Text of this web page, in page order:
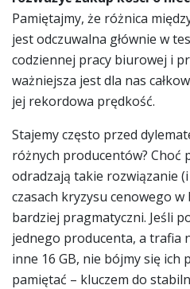
Pamiętajmy, że różnica
jest odczuwalna głównie w
codziennej pracy biurowej i
ważniejsza jest dla nas
jej rekordowa prędkość.
Stajemy często przed
różnych producentów? Choć
odradzają takie rozwiązanie
czasach kryzysu cenowego
bardziej pragmatyczni. Jeśli
jednego producenta, a trafia
inne 16 GB, nie bójmy się ich
pamiętać – kluczem do